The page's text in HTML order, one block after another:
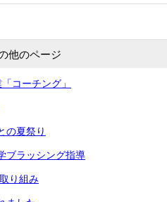
他のページ
コーチング」
の夏祭り
ブラッシング指導
り組み